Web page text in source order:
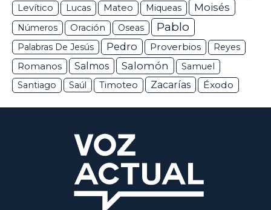
Levítico
Lucas Mateo Miqueas Moisés
Números Oración Oseas Pablo
Palabras De Jesús Pedro Proverbios Reyes
Romanos Salmos Salomón
Samuel
Santiago
Saúl Timoteo Zacarías Éxodo